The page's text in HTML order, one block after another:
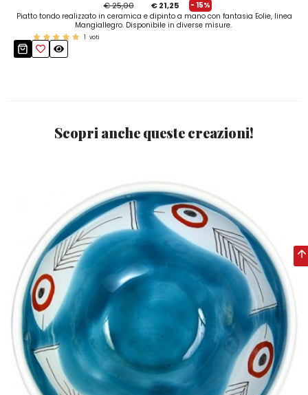
€ 25,00
€ 21,25
- 15%
Piatto tondo realizzato in ceramica e dipinto a mano con fantasia Eolie, linea
Mangiallegro. Disponibile in diverse misure.
1 voti
Scopri anche queste creazioni!